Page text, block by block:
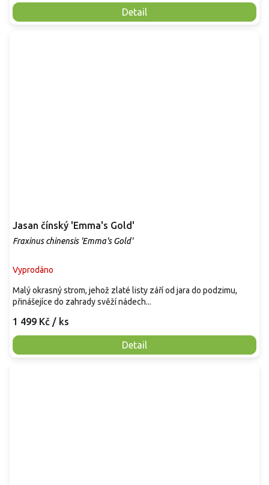
Detail
Jasan čínský 'Emma's Gold'
Fraxinus chinensis 'Emma's Gold'
Vyprodáno
1 499 Kč / ks
Detail
Malý okrasný strom, jehož zlaté listy září od jara do podzimu,
přinášejíce do zahrady svěží nádech...